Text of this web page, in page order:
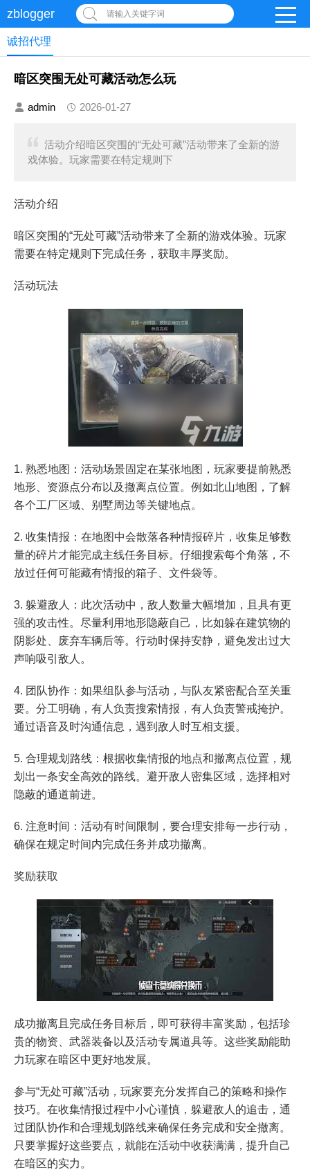
zblogger 请输入关键字词
诚招代理
暗区突围无处可藏活动怎么玩
admin 2026-01-27
活动介绍暗区突围的“无处可藏”活动带来了全新的游
戏体验。玩家需要在特定规则下
活动介绍
暗区突围的“无处可藏”活动带来了全新的游戏体验。玩家
需要在特定规则下完成任务，获取丰厚奖励。
活动玩法
1. 熟悉地图：活动场景固定在某张地图，玩家要提前熟悉
地形、资源点分布以及撤离点位置。例如北山地图，了解
各个工厂区域、别墅周边等关键地点。
2. 收集情报：在地图中会散落各种情报碎片，收集足够数
量的碎片才能完成主线任务目标。仔细搜索每个角落，不
放过任何可能藏有情报的箱子、文件袋等。
3. 躲避敌人：此次活动中，敌人数量大幅增加，且具有更
强的攻击性。尽量利用地形隐蔽自己，比如躲在建筑物的
阴影处、废弃车辆后等。行动时保持安静，避免发出过大
声响吸引敌人。
4. 团队协作：如果组队参与活动，与队友紧密配合至关重
要。分工明确，有人负责搜索情报，有人负责警戒掩护。
通过语音及时沟通信息，遇到敌人时互相支援。
5. 合理规划路线：根据收集情报的地点和撤离点位置，规
划出一条安全高效的路线。避开敌人密集区域，选择相对
隐蔽的通道前进。
6. 注意时间：活动有时间限制，要合理安排每一步行动，
确保在规定时间内完成任务并成功撤离。
奖励获取
成功撤离且完成任务目标后，即可获得丰富奖励，包括珍
贵的物资、武器装备以及活动专属道具等。这些奖励能助
力玩家在暗区中更好地发展。
参与“无处可藏”活动，玩家要充分发挥自己的策略和操作
技巧。在收集情报过程中小心谨慎，躲避敌人的追击，通
过团队协作和合理规划路线来确保任务完成和安全撤离。
只要掌握好这些要点，就能在活动中收获满满，提升自己
在暗区的实力。